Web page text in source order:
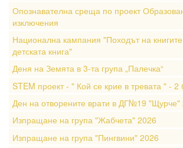
Опознавателна среща по проект
изключения
Национална кампания "Походът на
детската книга"
Деня на Земята в 3-та група „Палечка“
STEM проект - " Кой се крие в тревата " -
Ден на отворените врати в ДГ№19 "Щурче"
Изпращане на група "Жабчета" 2026
Изпращане на група "Пингвини" 2026